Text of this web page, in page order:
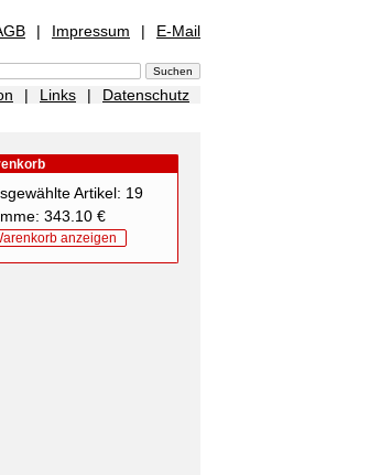
| Impressum | E-Mail
| Links |
Datenschutz
Artikel: 19
343.10 €
anzeigen